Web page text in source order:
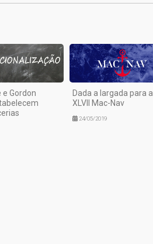
e Gordon
Dada a largada para a
XLVII Mac-Nav
24/05/2019